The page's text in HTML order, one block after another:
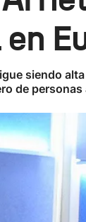
siendo
de